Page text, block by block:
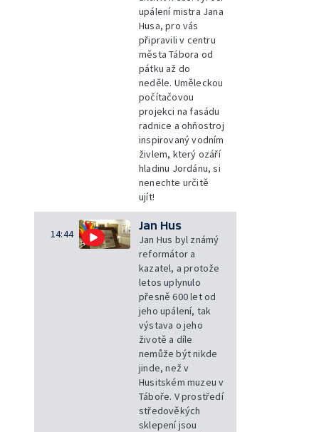
upálení mistra Jana
Husa, pro vás
připravili v centru
města Tábora od
pátku až do
neděle. Uměleckou
počítačovou
projekci na fasádu
radnice a ohňostroj
inspirovaný vodním
živlem, který ozáří
hladinu Jordánu, si
nenechte určitě
ujít!
14:44
Jan Hus
Jan Hus byl známý
reformátor a
kazatel, a protože
letos uplynulo
přesně 600 let od
jeho upálení, tak
výstava o jeho
životě a díle
nemůže být nikde
jinde, než v
Husitském muzeu v
Táboře. V prostředí
středověkých
sklepení jsou